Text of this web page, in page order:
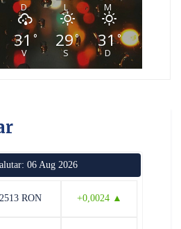
D L M
31°
V
29°
S
31°
D
06 Aug 2026
RON +0,0024 ▲